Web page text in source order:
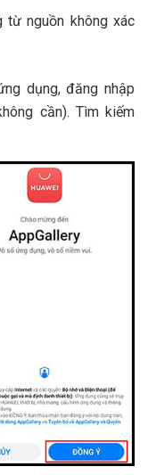
từ nguồn không xác
dụng, đăng nhập
cần). Tìm kiếm